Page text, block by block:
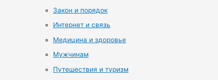
Закон и порядок
Интернет и связь
Медицина и здоровье
Мужчинам
Путешествия и туризм